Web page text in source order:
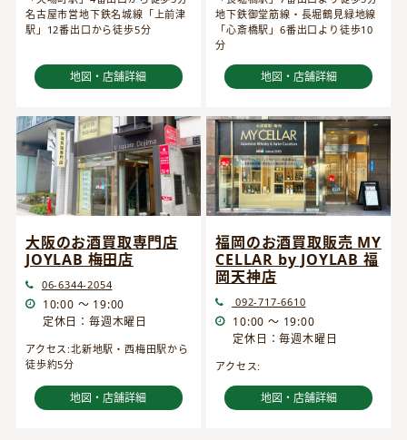
名古屋市営地下鉄名城線「上前津
駅」12番出口から徒歩5分
地図・店舗詳細
地下鉄御堂筋線・長堀鶴見緑地線
「心斎橋駅」6番出口より徒歩10
分
地図・店舗詳細
大阪のお酒買取専門店
JOYLAB 梅田店
06-6344-2054
10:00 ～ 19:00
定休日：毎週木曜日
アクセス:北新地駅・西梅田駅から
徒歩約5分
地図・店舗詳細
福岡のお酒買取販売 MY
CELLAR by JOYLAB 福
岡天神店
092-717-6610
10:00 ～ 19:00
定休日：毎週木曜日
アクセス:
地図・店舗詳細